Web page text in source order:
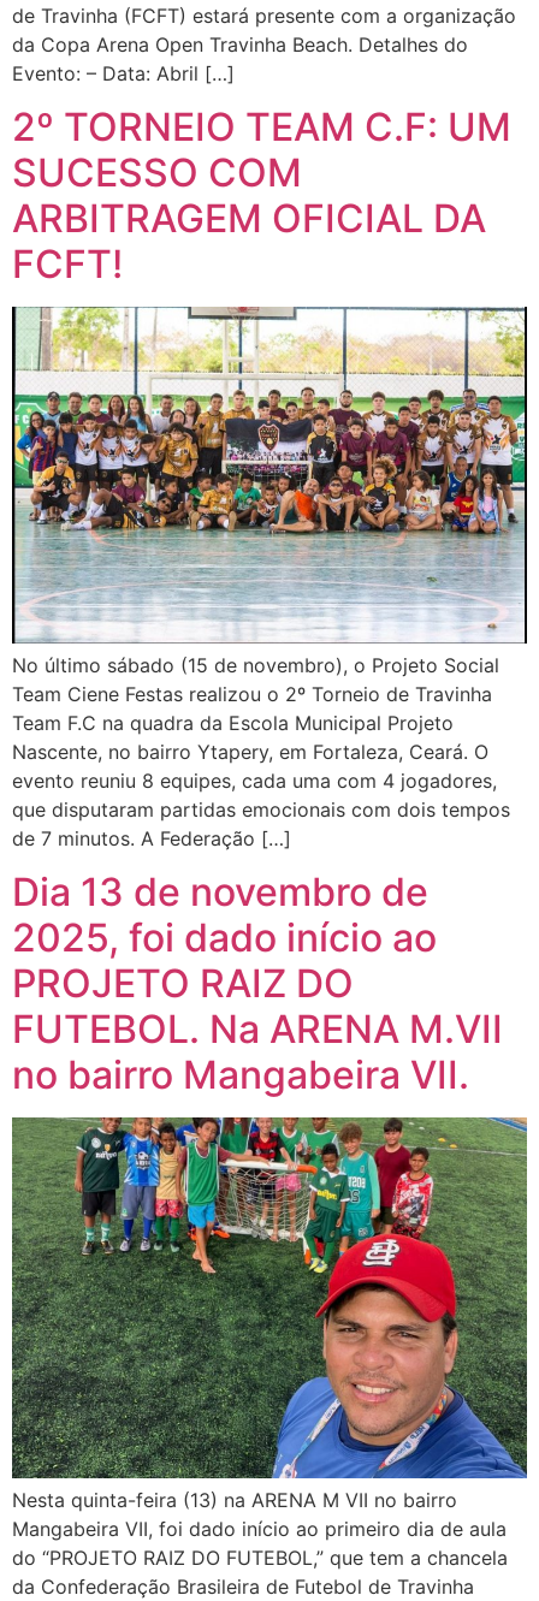
de Travinha (FCFT) estará presente com a organização
da Copa Arena Open Travinha Beach. Detalhes do
Evento: – Data: Abril […]
2º TORNEIO TEAM C.F: UM
SUCESSO COM
ARBITRAGEM OFICIAL DA
FCFT!
No último sábado (15 de novembro), o Projeto Social
Team Ciene Festas realizou o 2º Torneio de Travinha
Team F.C na quadra da Escola Municipal Projeto
Nascente, no bairro Ytapery, em Fortaleza, Ceará. O
evento reuniu 8 equipes, cada uma com 4 jogadores,
que disputaram partidas emocionais com dois tempos
de 7 minutos. A Federação […]
Dia 13 de novembro de
2025, foi dado início ao
PROJETO RAIZ DO
FUTEBOL. Na ARENA M.VII
no bairro Mangabeira VII.
Nesta quinta-feira (13) na ARENA M VII no bairro
Mangabeira VII, foi dado início ao primeiro dia de aula
do “PROJETO RAIZ DO FUTEBOL,” que tem a chancela
da Confederação Brasileira de Futebol de Travinha